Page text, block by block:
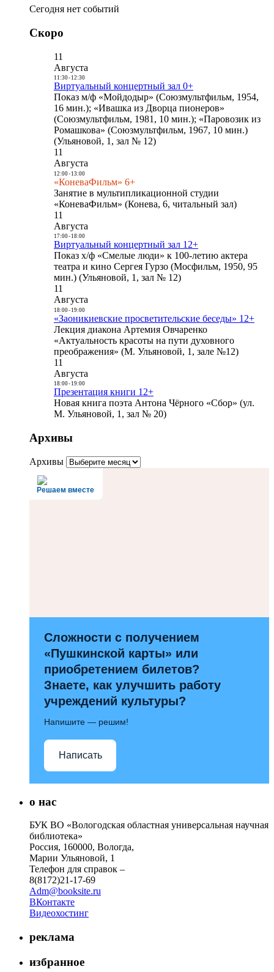
Сегодня нет событий
Скоро
11
Августа
11:30- 12:30
Виртуальный концертный зал 0+
Показ м/ф «Мойдодыр» (Союзмультфильм, 1954,
16 мин.); «Ивашка из Дворца пионеров»
(Союзмультфильм, 1981, 10 мин.); «Паровозик из
Ромашкова» (Союзмультфильм, 1967, 10 мин.)
(Ульяновой, 1, зал № 12)
11
Августа
12:00- 13:00
«КоневаФильм» 6+
Занятие в мультипликационной студии
«КоневаФильм» (Конева, 6, читальный зал)
11
Августа
17:00- 18:00
Виртуальный концертный зал 12+
Показ х/ф «Смелые люди» к 100-летию актера
театра и кино Сергея Гурзо (Мосфильм, 1950, 95
мин.) (Ульяновой, 1, зал № 12)
11
Августа
18:00- 19:00
«Заоникиевские просветительские беседы» 12+
Лекция диакона Артемия Овчаренко
«Актуальность красоты на пути духовного
преображения» (М. Ульяновой, 1, зале №12)
11
Августа
18:00- 19:00
Презентация книги 12+
Новая книга поэта Антона Чёрного «Сбор» (ул.
М. Ульяновой, 1, зал № 20)
Архивы
Архивы
Решаем вместе
Сложности с получением
«Пушкинской карты» или
приобретением билетов?
Знаете, как улучшить работу
учреждений культуры?
Напишите — решим!
Написать
о нас
БУК ВО «Вологодская областная универсальная научная
библиотека»
Россия, 160000, Вологда,
Марии Ульяновой, 1
Телефон для справок –
8(8172)21-17-69
Adm@booksite.ru
ВКонтакте
Видеохостинг
реклама
избранное